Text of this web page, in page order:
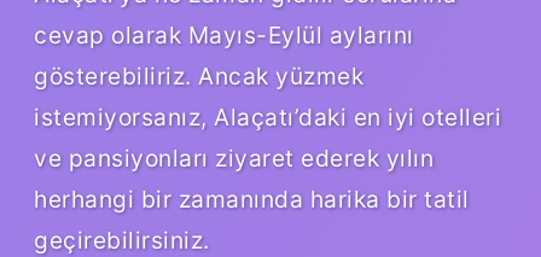
cevap olarak Mayıs-Eylül aylarını
gösterebiliriz. Ancak yüzmek
istemiyorsanız, Alaçatı’daki en iyi otelleri
ve pansiyonları ziyaret ederek yılın
herhangi bir zamanında harika bir tatil
geçirebilirsiniz.